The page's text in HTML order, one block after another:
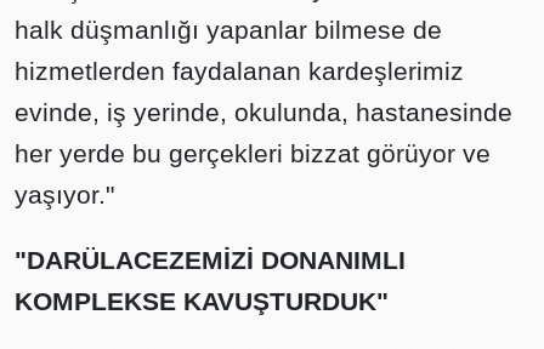
halk düşmanlığı yapanlar bilmese de
hizmetlerden faydalanan kardeşlerimiz
evinde, iş yerinde, okulunda, hastanesinde
her yerde bu gerçekleri bizzat görüyor ve
yaşıyor."
"DARÜLACEZEMİZİ DONANIMLI
KOMPLEKSE KAVUŞTURDUK"